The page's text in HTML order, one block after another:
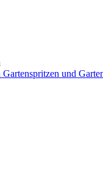
Gartenspritzen und